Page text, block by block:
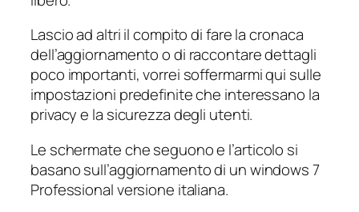
Lascio ad altri il compito di fare la cronaca
dell’aggiornamento o di raccontare dettagli
poco importanti, vorrei soffermarmi qui sulle
impostazioni predefinite che interessano la
privacy e la sicurezza degli utenti.
Le schermate che seguono e l’articolo si
basano sull’aggiornamento di un windows 7
Professional versione italiana.